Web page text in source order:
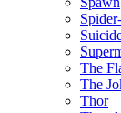
The
The
Thor